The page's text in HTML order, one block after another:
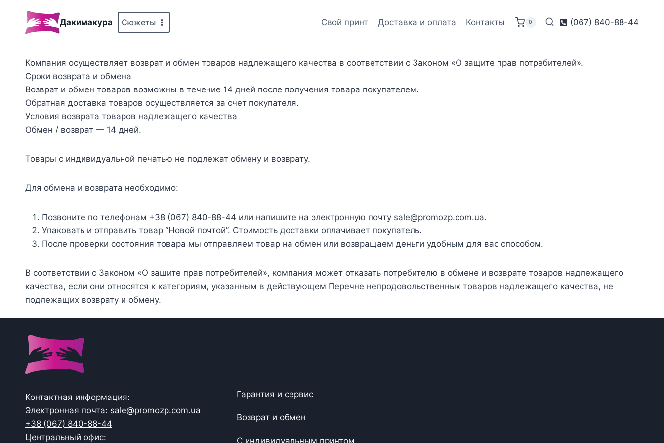
содержимому
Дакимакура Сюжеты Свой принт Доставка и оплата Контакты 0 (067) 840-88-44
Компания осуществляет возврат и обмен товаров надлежащего качества в соответствии с Законом «О защите прав потребителей».
Сроки возврата и обмена
Возврат и обмен товаров возможны в течение 14 дней после получения товара покупателем.
Обратная доставка товаров осуществляется за счет покупателя.
Условия возврата товаров надлежащего качества
Обмен / возврат — 14 дней.
Товары с индивидуальной печатью не подлежат обмену и возврату.
Для обмена и возврата необходимо:
Позвоните по телефонам +38 (067) 840-88-44 или напишите на электронную почту sale@promozp.com.ua.
Упаковать и отправить товар “Новой почтой”. Стоимость доставки оплачивает покупатель.
После проверки состояния товара мы отправляем товар на обмен или возвращаем деньги удобным для вас способом.
В соответствии с Законом «О защите прав потребителей», компания может отказать потребителю в обмене и возврате товаров надлежащего
качества, если они относятся к категориям, указанным в действующем Перечне непродовольственных товаров надлежащего качества, не
подлежащих возврату и обмену.
Контактная информация:
Электронная почта: sale@promozp.com.ua
+38 (067) 840-88-44
Центральный офис:
Гарантия и сервис
Возврат и обмен
С индивидуальным принтом